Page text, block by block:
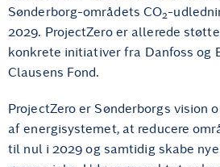
Sønderborg-områdets CO2-
2029. ProjectZero er allerede
konkrete initiativer fra Danfoss og
Clausens Fond.
ProjectZero er Sønderborgs vision
af energisystemet, at reducere
til nul i 2029 og samtidig skabe